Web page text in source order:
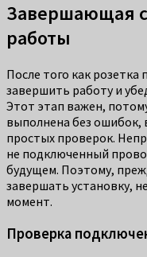
Завершающая
работы
После того как
завершить работу и
Этот этап важен,
выполнена без ошибок,
простых проверок.
не подключенный
будущем. Поэтому,
завершать установку,
момент.
Проверка